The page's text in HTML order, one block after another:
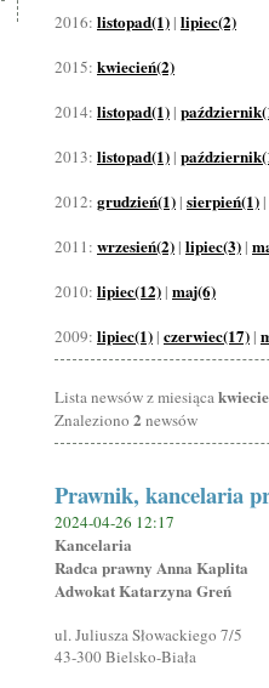
2016: listopad(1) | lipiec(2)
2015: kwiecień(2)
2014: listopad(1) |
2013: listopad(1) |
2012: grudzień(1) | sierpień(1) |
2011: wrzesień(2) | lipiec(3) |
2010: lipiec(12) | maj(6)
2009: lipiec(1) | czerwiec(17) |
Lista newsów z miesiąca
Znaleziono 2 newsów
Prawnik, kancelaria
2024-04-26 12:17
Kancelaria
Radca prawny Anna Kaplita
Adwokat Katarzyna Greń
ul. Juliusza Słowackiego 7/5
43-300 Bielsko-Biała